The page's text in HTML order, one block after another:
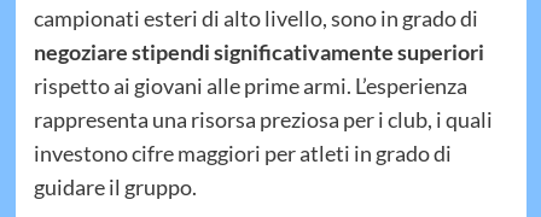
campionati esteri di alto livello, sono in grado di
negoziare stipendi significativamente superiori
rispetto ai giovani alle prime armi. L’esperienza
rappresenta una risorsa preziosa per i club, i quali
investono cifre maggiori per atleti in grado di
guidare il gruppo.